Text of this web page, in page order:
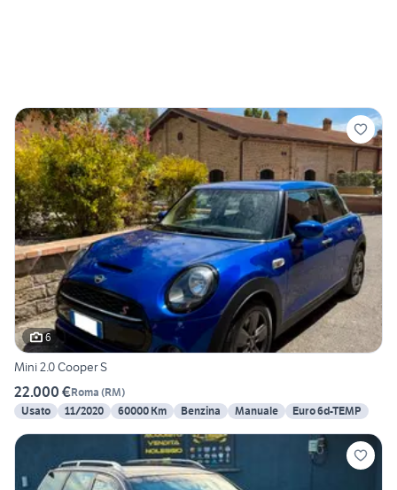
6
Mini 2.0 Cooper S
22.000 €Roma (RM)
Usato
11/2020 60000 Km Benzina Manuale Euro 6d-TEMP